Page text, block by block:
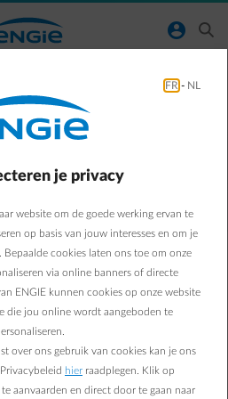
normal-account-circle search
dat ik best
tweevoudig uurtarief
systeem met injectietarief zit,
optie . Op deze manier zal je
tijdens de avond, nacht en in
wacht best tot je effectief in het
zit (namelijk dat er een digitale
om je wijziging door te geven. Doe je
dat je het voordeel van je
je niet nodig had en eerder op het
FR - NL
je privacy
website om de goede werking ervan te
op basis van jouw interesses en om je
cookies laten ons toe om onze
via online banners of directe
ENGIE kunnen cookies op onze website
die jou online wordt aangeboden te
over ons gebruik van cookies kan je ons
hier raadplegen. Klik op
aanvaarden en direct door te gaan naar